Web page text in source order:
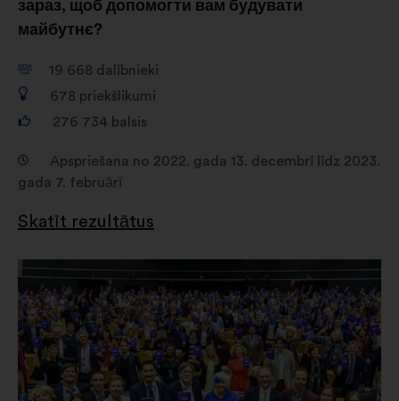
зараз, щоб допомогти вам будувати
майбутнє?
19 668 dalībnieki
678 priekšlikumi
276 734 balsis
Apspriešana no 2022. gada 13. decembrī līdz 2023.
gada 7. februārī
Skatīt rezultātus
Atvērt
jaunā
cilnē